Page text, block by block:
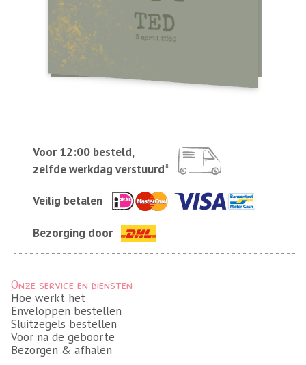
Voor 12:00 besteld,
zelfde werkdag verstuurd*
Veilig betalen
Bezorging door
Onze service en diensten
Hoe werkt het
Enveloppen bestellen
Sluitzegels bestellen
Voor na de geboorte
Bezorgen & afhalen